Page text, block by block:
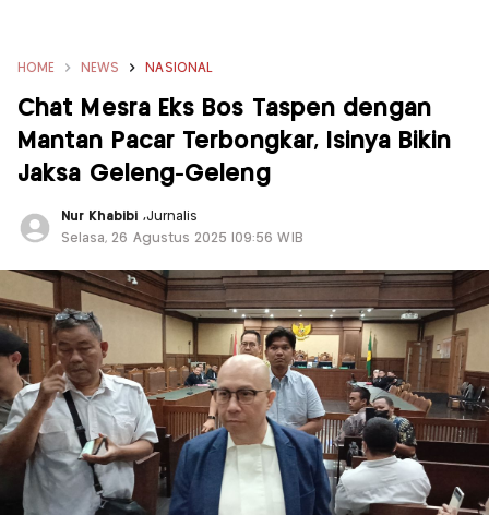
HOME NEWS NASIONAL
Chat Mesra Eks Bos Taspen dengan
Mantan Pacar Terbongkar, Isinya Bikin
Jaksa Geleng-Geleng
Nur Khabibi ,Jurnalis
Selasa, 26 Agustus 2025 |09:56 WIB